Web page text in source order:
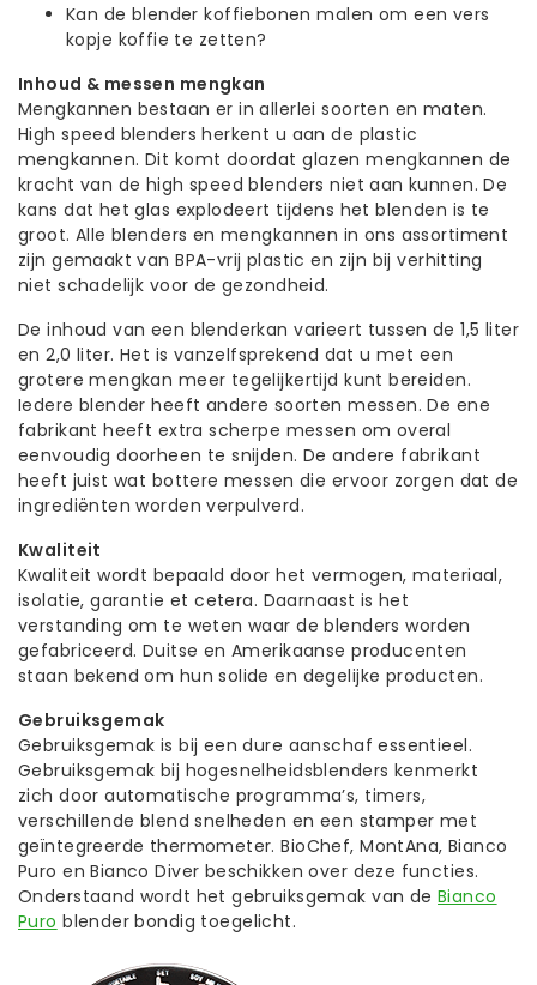
Kan de blender koffiebonen malen om een vers
kopje koffie te zetten?
Inhoud & messen mengkan
Mengkannen bestaan er in allerlei soorten en maten.
High speed blenders herkent u aan de plastic
mengkannen. Dit komt doordat glazen mengkannen de
kracht van de high speed blenders niet aan kunnen. De
kans dat het glas explodeert tijdens het blenden is te
groot. Alle blenders en mengkannen in ons assortiment
zijn gemaakt van BPA-vrij plastic en zijn bij verhitting
niet schadelijk voor de gezondheid.
De inhoud van een blenderkan varieert tussen de 1,5 liter
en 2,0 liter. Het is vanzelfsprekend dat u met een
grotere mengkan meer tegelijkertijd kunt bereiden.
Iedere blender heeft andere soorten messen. De ene
fabrikant heeft extra scherpe messen om overal
eenvoudig doorheen te snijden. De andere fabrikant
heeft juist wat bottere messen die ervoor zorgen dat de
ingrediënten worden verpulverd.
Kwaliteit
Kwaliteit wordt bepaald door het vermogen, materiaal,
isolatie, garantie et cetera. Daarnaast is het
verstanding om te weten waar de blenders worden
gefabriceerd. Duitse en Amerikaanse producenten
staan bekend om hun solide en degelijke producten.
Gebruiksgemak
Gebruiksgemak is bij een dure aanschaf essentieel.
Gebruiksgemak bij hogesnelheidsblenders kenmerkt
zich door automatische programma’s, timers,
verschillende blend snelheden en een stamper met
geïntegreerde thermometer. BioChef, MontAna, Bianco
Puro en Bianco Diver beschikken over deze functies.
Onderstaand wordt het gebruiksgemak van deBianco
Puro blender bondig toegelicht.